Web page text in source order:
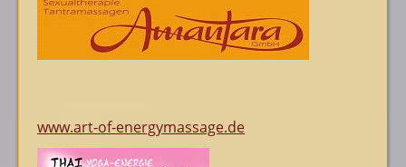
www.art-of-energymassage.de